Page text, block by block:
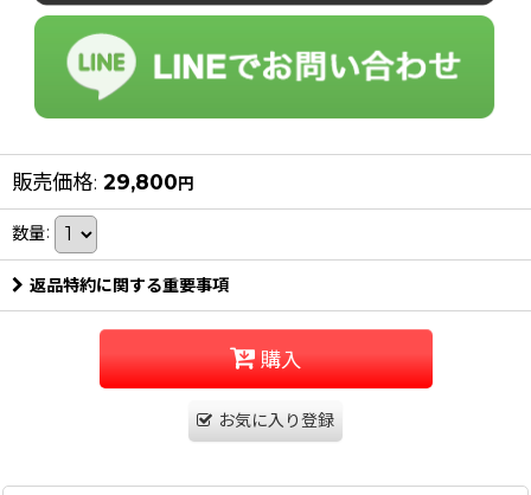
販売価格: 29,800円
数量:
返品特約に関する重要事項
購入
お気に入り登録